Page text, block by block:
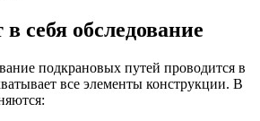
себя обследование
подкрановых путей проводится в
все элементы конструкции. В